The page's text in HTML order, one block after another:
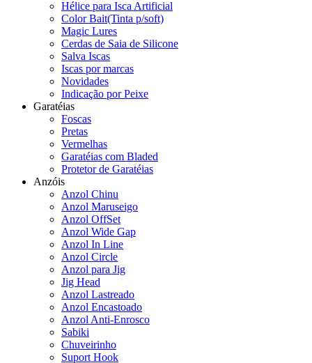
Hélice para Isca Artificial
Color Bait(Tinta p/soft)
Magic Lures
Cerdas de Saia de Silicone
Salva Iscas
Iscas por marcas
Novidades
Indicação por Peixe
Garatéias
Foscas
Pretas
Vermelhas
Garatéias com Bladed
Protetor de Garatéias
Anzóis
Anzol Chinu
Anzol Maruseigo
Anzol OffSet
Anzol Wide Gap
Anzol In Line
Anzol Circle
Anzol para Jig
Jig Head
Anzol Lastreado
Anzol Encastoado
Anzol Anti-Enrosco
Sabiki
Chuveirinho
Suport Hook